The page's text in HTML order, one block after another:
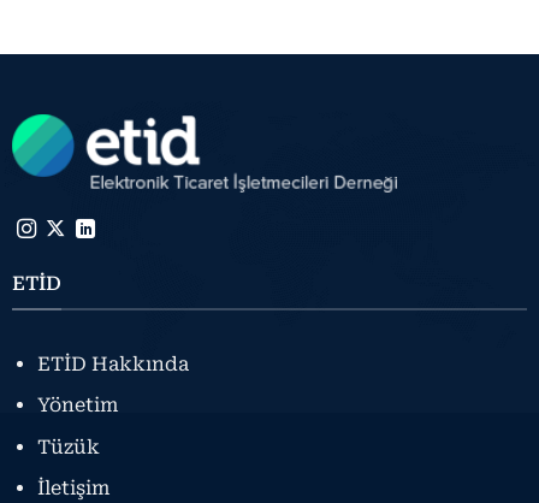
ETİD
ETİD Hakkında
Yönetim
Tüzük
İletişim